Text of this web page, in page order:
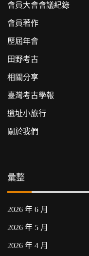
會員大會會議紀錄
會員著作
歷屆年會
田野考古
相關分享
臺灣考古學報
遺址小旅行
關於我們
彙整
2026 年 6 月
2026 年 5 月
2026 年 4 月